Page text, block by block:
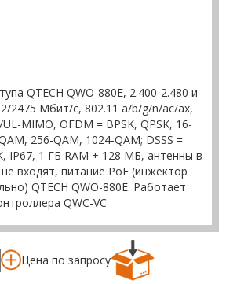
QTECH QWO-880E, 2.400-2.480 и
2475 Мбит/c, 802.11 a/b/g/n/ac/ax,
MIMO, OFDM = BPSK, QPSK, 16-
256-QAM, 1024-QAM; DSSS =
IP67, 1 ГБ RAM + 128 МБ, антенны в
входят, питание PoE (инжектор
QTECH QWO-880E. Работает
QWC-VC
Цена по запросу